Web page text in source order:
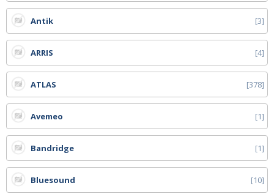
Antik 3
ARRIS 4
ATLAS 378
Avemeo 1
Bandridge 1
Bluesound 10